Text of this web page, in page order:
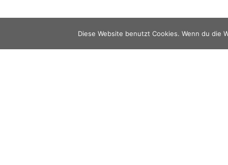
Diese Website benutzt Cookies. Wenn du die